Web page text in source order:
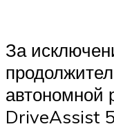
За
автономной
DriveAssist